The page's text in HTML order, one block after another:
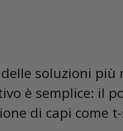
soluzioni
è semplice: il
di capi come